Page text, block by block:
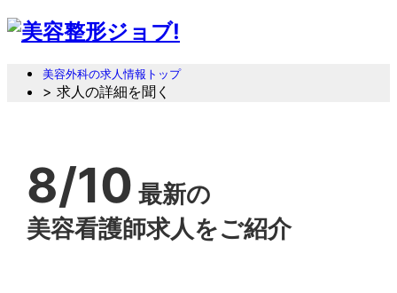
美容外科の求人情報トップ
> 求人の詳細を聞く
8/10 最新の
美容看護師求人をご紹介